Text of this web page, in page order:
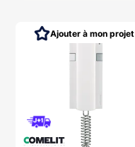
Ajouter à mon projet